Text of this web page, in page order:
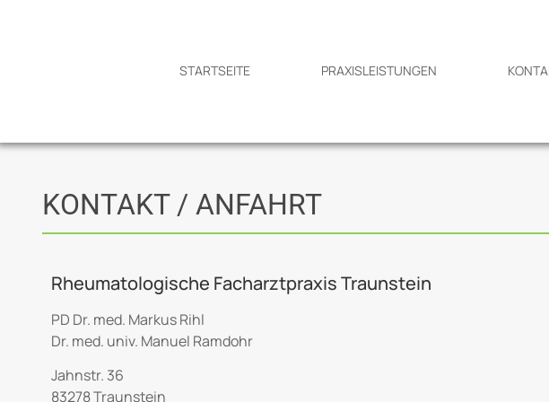
STARTSEITE PRAXISLEISTUNGEN
KONTAKT / ANFAHRT
Rheumatologische Facharztpraxis Traunstein
PD Dr. med. Markus Rihl
Dr. med. univ. Manuel Ramdohr
Jahnstr. 36
83278 Traunstein